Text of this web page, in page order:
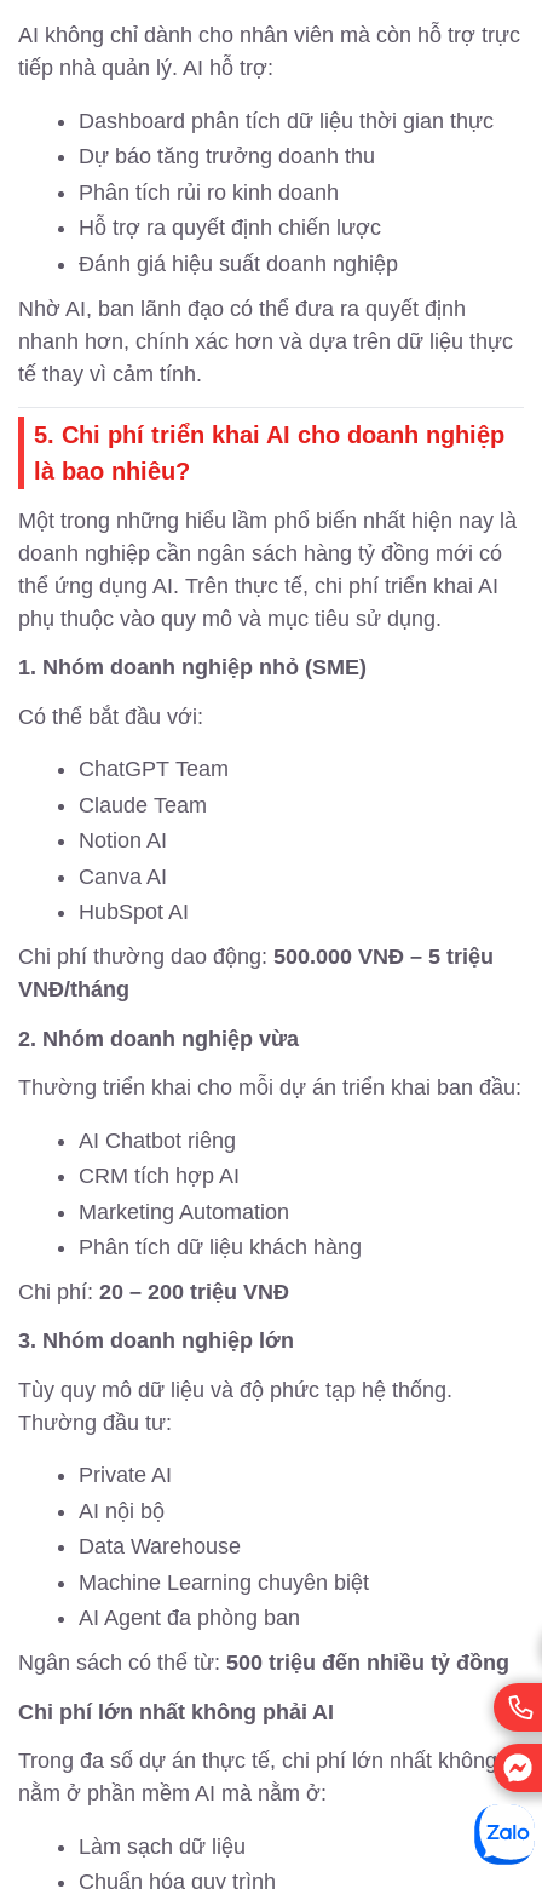
AI không chỉ dành cho nhân viên mà còn hỗ trợ trực
tiếp nhà quản lý. AI hỗ trợ:
Dashboard phân tích dữ liệu thời gian thực
Dự báo tăng trưởng doanh thu
Phân tích rủi ro kinh doanh
Hỗ trợ ra quyết định chiến lược
Đánh giá hiệu suất doanh nghiệp
Nhờ AI, ban lãnh đạo có thể đưa ra quyết định
nhanh hơn, chính xác hơn và dựa trên dữ liệu thực
tế thay vì cảm tính.
5. Chi phí triển khai AI cho doanh nghiệp
là bao nhiêu?
Một trong những hiểu lầm phổ biến nhất hiện nay là
doanh nghiệp cần ngân sách hàng tỷ đồng mới có
thể ứng dụng AI. Trên thực tế, chi phí triển khai AI
phụ thuộc vào quy mô và mục tiêu sử dụng.
1. Nhóm doanh nghiệp nhỏ (SME)
Có thể bắt đầu với:
ChatGPT Team
Claude Team
Notion AI
Canva AI
HubSpot AI
Chi phí thường dao động: 500.000 VNĐ – 5 triệu
VNĐ/tháng
2. Nhóm doanh nghiệp vừa
Thường triển khai cho mỗi dự án triển khai ban đầu:
AI Chatbot riêng
CRM tích hợp AI
Marketing Automation
Phân tích dữ liệu khách hàng
Chi phí: 20 – 200 triệu VNĐ
3. Nhóm doanh nghiệp lớn
Tùy quy mô dữ liệu và độ phức tạp hệ thống.
Thường đầu tư:
Private AI
AI nội bộ
Data Warehouse
Machine Learning chuyên biệt
AI Agent đa phòng ban
Ngân sách có thể từ: 500 triệu đến nhiều tỷ đồng
Chi phí lớn nhất không phải AI
Trong đa số dự án thực tế, chi phí lớn nhất không
nằm ở phần mềm AI mà nằm ở:
Làm sạch dữ liệu
Chuẩn hóa quy trình